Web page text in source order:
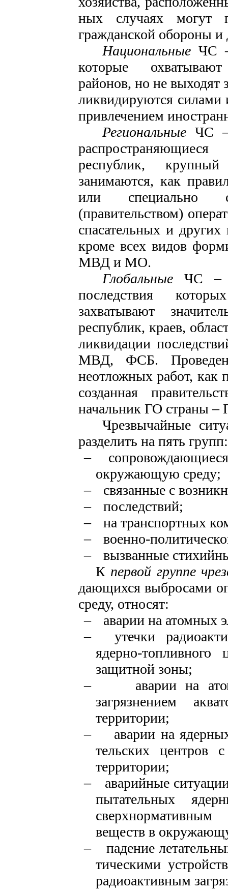
ных случаях могут
гражданс­кой обороны
НациональныеЧС
ко­торые
районов, но не выходят
ликвидируют­ся силами
привлечением
Региональные ЧС –
республик,
занимаются, как
или специально
(правительством)
спасательных и
кроме всех видов
МВД и МО.
ГлобальныеЧС –
послед­ствия
захватывают
республик, краев,
ликвидации
МВД, ФСБ.
неотложных работ, как
созданная
начальник ГО страны –
Чрезвычайные
раз­делить на пять групп:
–
ок­ружающую среду;
–
связанные с
–
последствий;
–
на транспортных
–
военно-
–
вызванные
К первой группе
дающихся выбросами
сре­ду, относят:
–
аварии на атомных
–
утечки
ядерно-
защитной зоны;
–
аварии на
загрязне­нием
территории;
–
аварии на
тельских центров
террито­рии;
–
аварийные
пытательных
веществ в
–
падение
тическими
радиоак­тивным